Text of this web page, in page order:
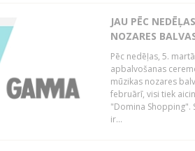
JAU PĒC
NOZARES
Pēc nedēļas, 5.
apbalvošanas
mūzikas nozares
februārī, visi tiek
"Domina Shopping".
ir...